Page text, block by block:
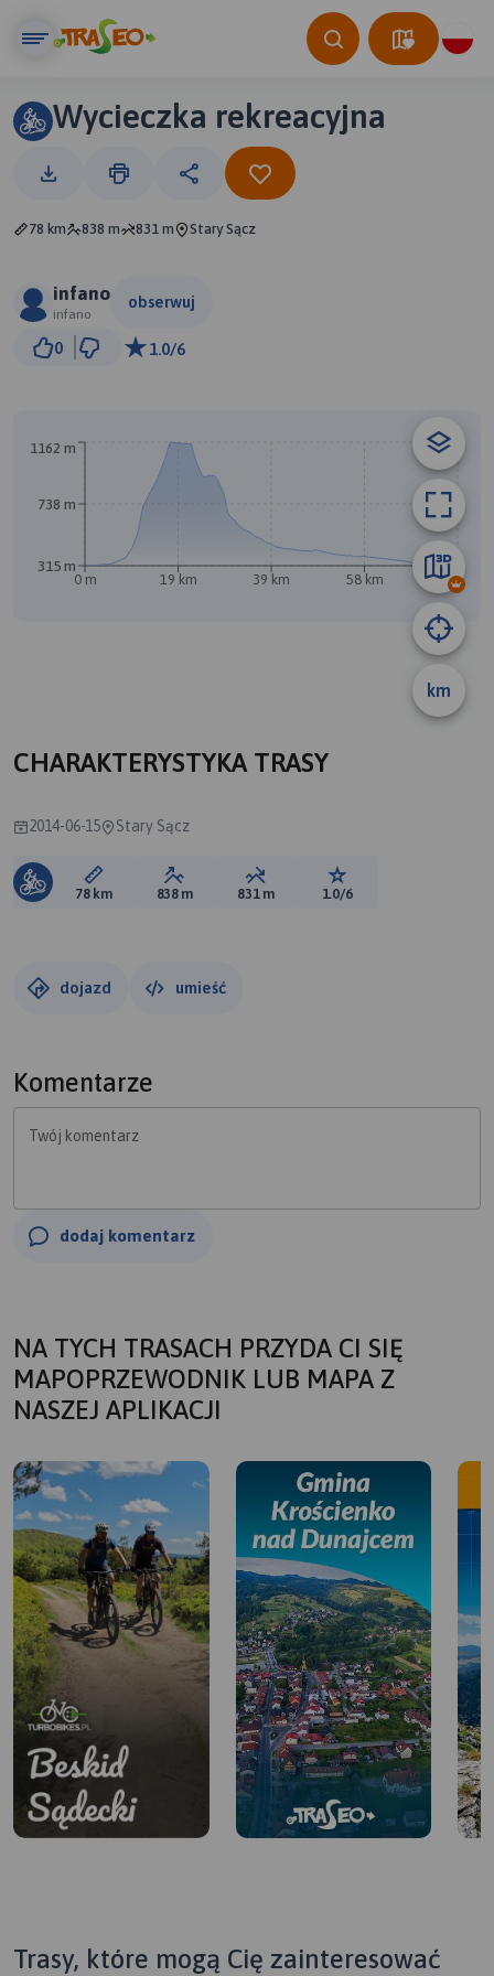
Wycieczka rekreacyjna
78 km 838 m 831 m Stary Sącz
infano
infano
obserwuj
0 1.0/6
km
0 m 19 km 39 km 58 km 78 km
315 m
738 m
1162 m
CHARAKTERYSTYKA TRASY
2014-06-15 Stary Sącz
Długość trasy:
78 km Suma przewyższeń:
838 m Suma spadków:
831 m Ocena trasy:
1.0/6
dojazd umieść
Komentarze
Twój komentarz
dodaj komentarz
NA TYCH TRASACH PRZYDA CI SIĘ
MAPOPRZEWODNIK LUB MAPA Z
NASZEJ APLIKACJI
Trasy, które mogą Cię zainteresować